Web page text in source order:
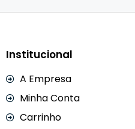
Institucional
A Empresa
Minha Conta
Carrinho